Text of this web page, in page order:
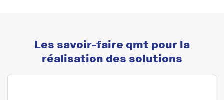
Les savoir-faire qmt pour la
réalisation des solutions